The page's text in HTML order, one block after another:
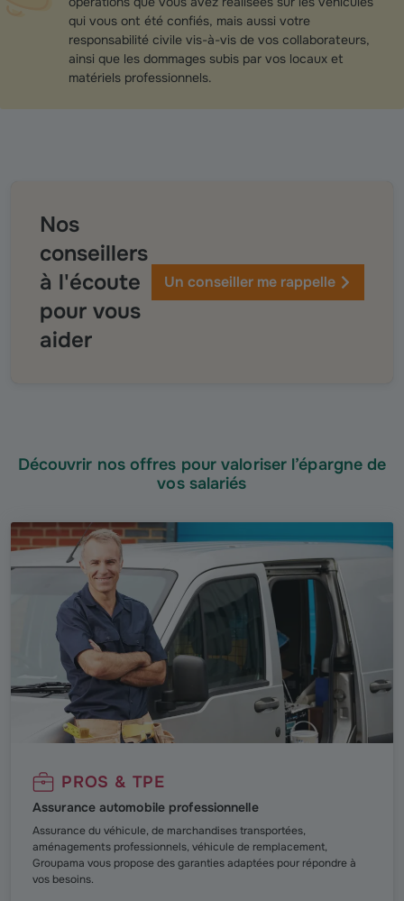
qui vous ont été confiés, mais aussi votre
responsabilité civile vis-à-vis de vos collaborateurs,
ainsi que les dommages subis par vos locaux et
matériels professionnels.
Nos
conseillers
à l'écoute
pour vous
aider
Un conseiller me rappelle
Découvrir nos offres pour valoriser l’épargne de
vos salariés
PROS & TPE
Assurance automobile professionnelle
Assurance du véhicule, de marchandises transportées,
aménagements professionnels, véhicule de remplacement,
Groupama vous propose des garanties adaptées pour répondre à
vos besoins.